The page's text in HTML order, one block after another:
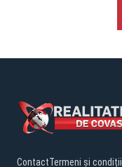
ContactTermeni și condiții